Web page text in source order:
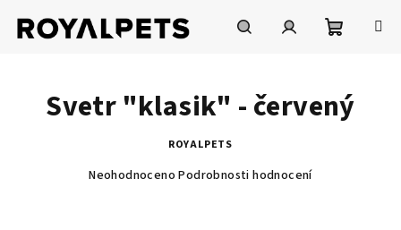
obsah
košík
Svetr "klasik" - červený
ROYALPETS
Neohodnoceno Podrobnosti hodnocení